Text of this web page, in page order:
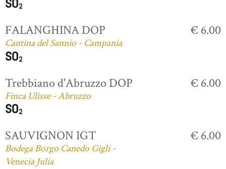
FALANGHINA DOP
Cantina del Sannio - Campania
€ 6.00
Trebbiano d'Abruzzo DOP
Finca Ulisse - Abruzzo
€ 6.00
SAUVIGNON IGT
Bodega Borgo Canedo Gigli -
Venecia Julia
€ 6.00